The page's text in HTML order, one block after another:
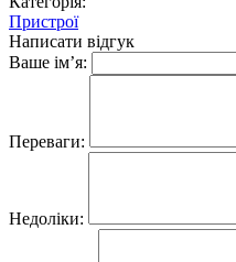
Пристрої
Написати відгук
Ваше ім’я:
Переваги:
Недоліки: